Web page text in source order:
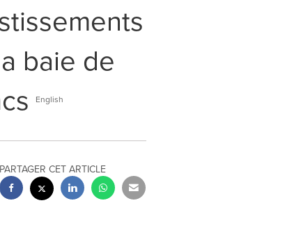
baie de
English
PARTAGER CET ARTICLE